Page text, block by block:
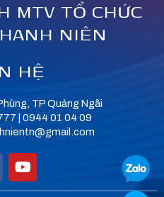
MTV TỔ CHỨC
NIÊN
HỆ
TP Quảng Ngãi
| 0944 01 04 09
Y
o
u